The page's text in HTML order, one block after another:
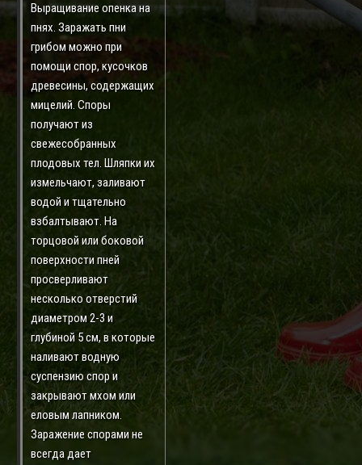
Выращивание опенка на
пнях. Заражать пни
грибом можно при
помощи спор, кусочков
древесины, содержащих
мицелий. Споры
получают из
свежесобранных
плодовых тел. Шляпки их
измельчают, заливают
водой и тщательно
взбалтывают. На
торцовой или боковой
поверхности пней
просверливают
несколько отверстий
диаметром 2-3 и
глубиной 5 см, в которые
наливают водную
суспензию спор и
закрывают мхом или
еловым лапником.
Заражение спорами не
всегда дает